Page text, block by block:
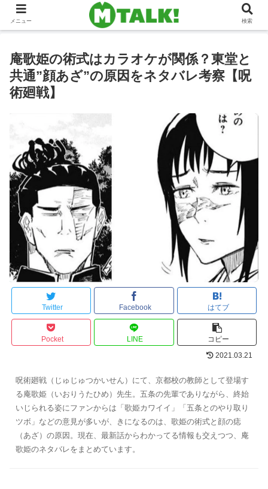
庵歌姫の術式はカラオケが関係？東堂と
共通”顔あざ”の原因をネタバレ考察【呪
術廻戦】
Twitter Facebook はてブ
Pocket LINE コピー
2021.03.21
呪術廻戦（じゅじゅつかいせん）にて、京都校の教師として登場す
る庵歌姫（いおりうたひめ）先生。五条の先輩でありながら、終始
いじられる姿にファンからは「歌姫カワイイ」「五条とのやり取り
ツボ」などの意見が多いが、きになるのは、歌姫の術式と顔の痣
（あざ）の原因。現在、最新話からわかってる情報も交えつつ、庵
歌姫のネタバレをまとめています。
メニュー 検索